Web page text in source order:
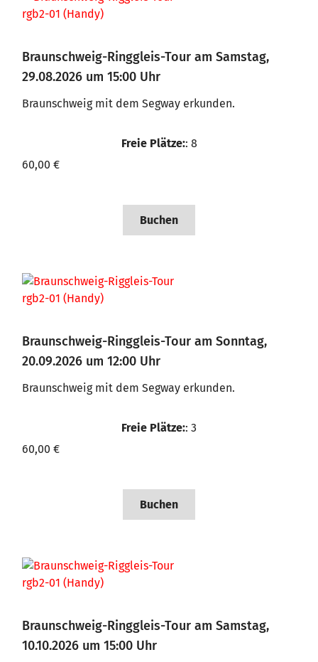
Braunschweig-Ringgleis-Tour am Samstag,
29.08.2026 um 15:00 Uhr
Braunschweig mit dem Segway erkunden.
Freie Plätze:: 8
60,00 €
Buchen
Braunschweig-Ringgleis-Tour am Sonntag,
20.09.2026 um 12:00 Uhr
Braunschweig mit dem Segway erkunden.
Freie Plätze:: 3
60,00 €
Buchen
Braunschweig-Ringgleis-Tour am Samstag,
10.10.2026 um 15:00 Uhr